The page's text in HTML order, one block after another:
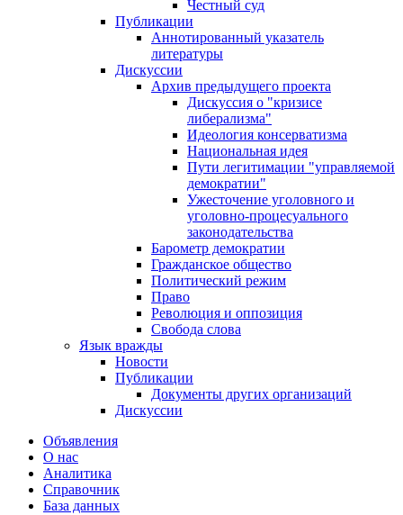
Честный суд
Публикации
Аннотированный указатель
литературы
Дискуссии
Архив предыдущего проекта
Дискуссия о "кризисе
либерализма"
Идеология консерватизма
Национальная идея
Пути легитимации "управляемой
демократии"
Ужесточение уголовного и
уголовно-процесуального
законодательства
Барометр демократии
Гражданское общество
Политический режим
Право
Революция и оппозиция
Свобода слова
Язык вражды
Новости
Публикации
Документы других организаций
Дискуссии
Объявления
О нас
Аналитика
Справочник
База данных